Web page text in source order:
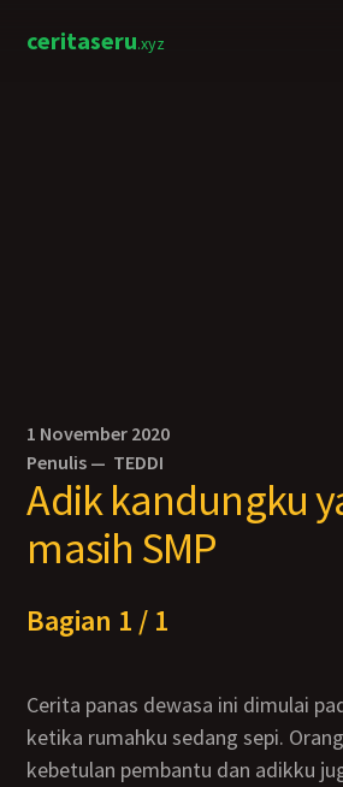
ceritaseru.xyz
1 November 2020
Penulis — TEDDI
Adik kandungku
masih SMP
Bagian 1 / 1
Cerita panas dewasa ini dimulai pada suatu sore
ketika rumahku sedang sepi.
kebetulan pembantu dan adikku